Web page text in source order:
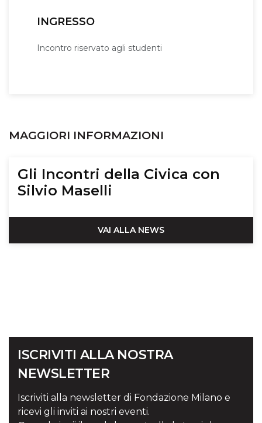
INGRESSO
Incontro riservato agli studenti
MAGGIORI INFORMAZIONI
Gli Incontri della Civica con
Silvio Maselli
VAI ALLA NEWS
ISCRIVITI ALLA NOSTRA
NEWSLETTER
Iscriviti alla newsletter di Fondazione Milano e
ricevi gli inviti ai nostri eventi.